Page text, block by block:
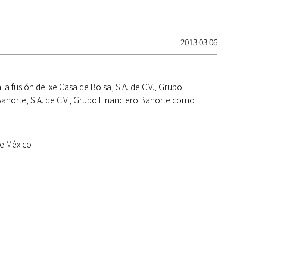
2013.03.06
fusión de Ixe Casa de Bolsa, S.A. de C.V., Grupo
S.A. de C.V., Grupo Financiero Banorte como
México